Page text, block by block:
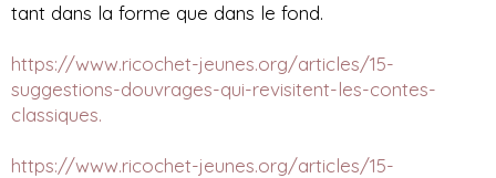
tant dans la forme que dans le fond.
https://www.ricochet-jeunes.org/articles/15-
suggestions-douvrages-qui-revisitent-les-contes-
classiques.
https://www.ricochet-jeunes.org/articles/15-